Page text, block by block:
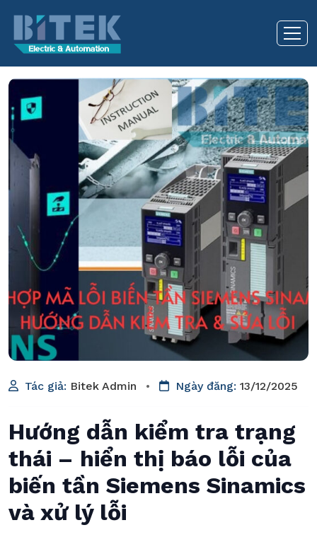
Tác giả: Bitek Admin • Ngày đăng: 13/12/2025
Hướng dẫn kiểm tra trạng
thái – hiển thị báo lỗi của
biến tần Siemens Sinamics
và xử lý lỗi